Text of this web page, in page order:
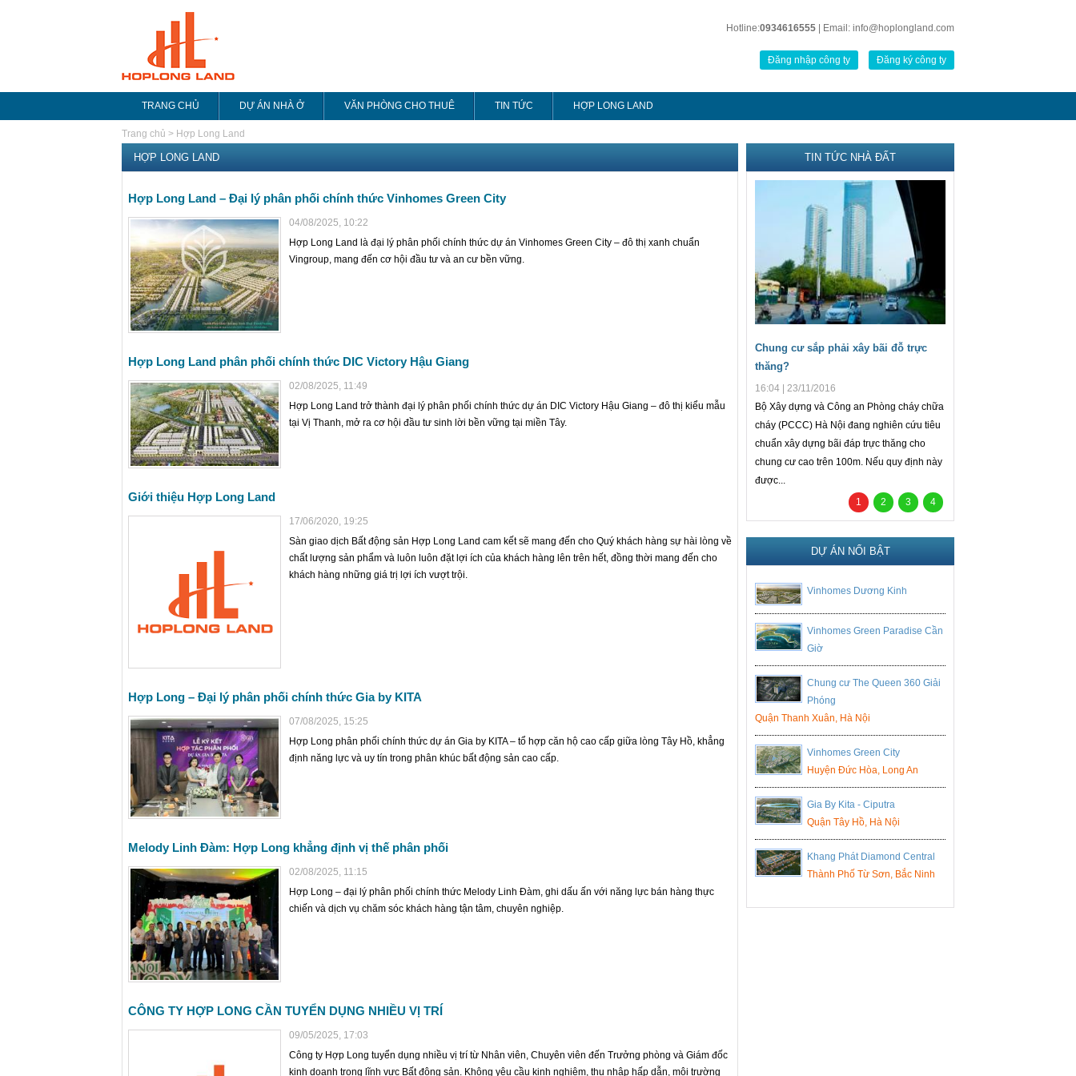
Hotline:0934616555 | Email: info@hoplongland.com
Đăng nhập công ty Đăng ký công ty
TRANG CHỦ DỰ ÁN NHÀ Ở VĂN PHÒNG CHO THUÊ TIN TỨC HỢP LONG LAND
Trang chủ > Hợp Long Land
HỢP LONG LAND
Hợp Long Land – Đại lý phân phối chính thức Vinhomes Green City
04/08/2025, 10:22
Hợp Long Land là đại lý phân phối chính thức dự án Vinhomes Green City – đô thị xanh chuẩn
Vingroup, mang đến cơ hội đầu tư và an cư bền vững.
Hợp Long Land phân phối chính thức DIC Victory Hậu Giang
02/08/2025, 11:49
Hợp Long Land trở thành đại lý phân phối chính thức dự án DIC Victory Hậu Giang – đô thị kiểu mẫu
tại Vị Thanh, mở ra cơ hội đầu tư sinh lời bền vững tại miền Tây.
Giới thiệu Hợp Long Land
17/06/2020, 19:25
Sàn giao dịch Bất động sản Hợp Long Land cam kết sẽ mang đến cho Quý khách hàng sự hài lòng về
chất lượng sản phẩm và luôn luôn đặt lợi ích của khách hàng lên trên hết, đồng thời mang đến cho
khách hàng những giá trị lợi ích vượt trội.
Hợp Long – Đại lý phân phối chính thức Gia by KITA
07/08/2025, 15:25
Hợp Long phân phối chính thức dự án Gia by KITA – tổ hợp căn hộ cao cấp giữa lòng Tây Hồ, khẳng
định năng lực và uy tín trong phân khúc bất động sản cao cấp.
Melody Linh Đàm: Hợp Long khẳng định vị thế phân phối
02/08/2025, 11:15
Hợp Long – đại lý phân phối chính thức Melody Linh Đàm, ghi dấu ấn với năng lực bán hàng thực
chiến và dịch vụ chăm sóc khách hàng tận tâm, chuyên nghiệp.
CÔNG TY HỢP LONG CẦN TUYỂN DỤNG NHIỀU VỊ TRÍ
09/05/2025, 17:03
Công ty Hợp Long tuyển dụng nhiều vị trí từ Nhân viên, Chuyên viên đến Trưởng phòng và Giám đốc
kinh doanh trong lĩnh vực Bất động sản. Không yêu cầu kinh nghiệm, thu nhập hấp dẫn, môi trường
TIN TỨC NHÀ ĐẤT
Chung cư sắp phải xây bãi đỗ trực
thăng?
16:04 | 23/11/2016
Bộ Xây dựng và Công an Phòng cháy chữa
cháy (PCCC) Hà Nội đang nghiên cứu tiêu
chuẩn xây dựng bãi đáp trực thăng cho
chung cư cao trên 100m. Nếu quy định này
được...
Thủ tướng Chính phủ đồng ý
Ngân hàng Nhà nước tiếp tục
1 2 3 4
DỰ ÁN NỔI BẬT
Vinhomes Dương Kinh
Vinhomes Green Paradise Cần
Giờ
Chung cư The Queen 360 Giải
Phóng
Quận Thanh Xuân, Hà Nội
Vinhomes Green City
Huyện Đức Hòa, Long An
Gia By Kita - Ciputra
Quận Tây Hồ, Hà Nội
Khang Phát Diamond Central
Thành Phố Từ Sơn, Bắc Ninh